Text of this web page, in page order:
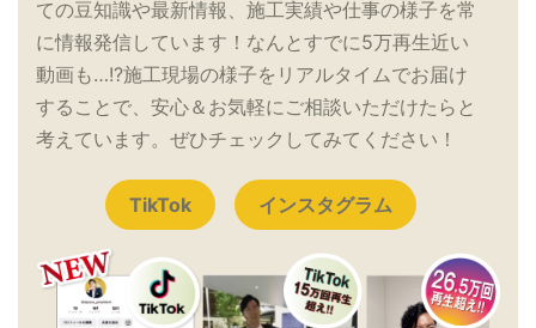
ての豆知識や最新情報、施工実績や仕事の様子を常
に情報発信しています！なんとすでに5万再生近い
動画も…!?施工現場の様子をリアルタイムでお届け
することで、安心＆お気軽にご相談いただけたらと
考えています。ぜひチェックしてみてください！
TikTok インスタグラム